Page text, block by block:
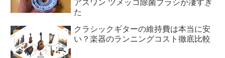
アズワン ツメッコ除菌ブラシが凄すぎ
た
クラシックギターの維持費は本当に安
い？楽器のランニングコスト徹底比較